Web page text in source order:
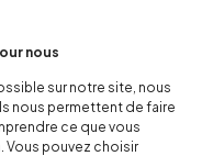
nous
sur notre site, nous
nous permettent de faire
ce que vous
Vous pouvez choisir